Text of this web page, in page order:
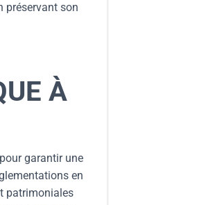
préservant son
À
garantir une
en
patrimoniales